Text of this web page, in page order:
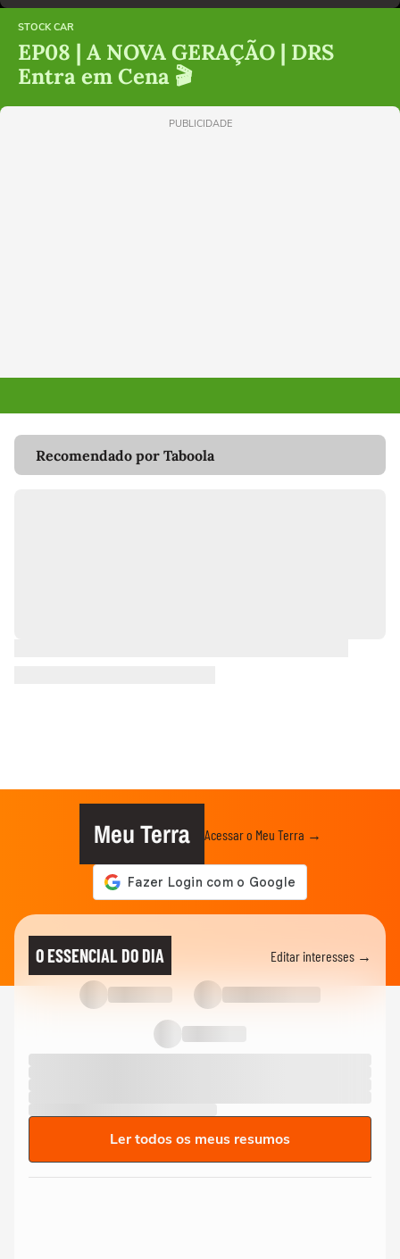
STOCK CAR
EP08 | A NOVA GERAÇÃO | DRS
Entra em Cena 🎬
PUBLICIDADE
Recomendado por Taboola
Meu Terra Acessar o Meu Terra →
O ESSENCIAL DO DIA Editar interesses →
Ler todos os meus resumos